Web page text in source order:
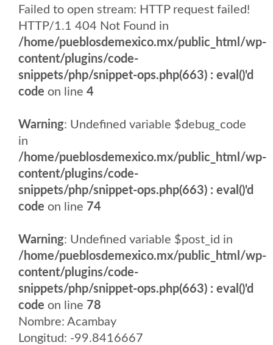
Failed to open stream: HTTP request failed!
HTTP/1.1 404 Not Found in
/home/pueblosdemexico.mx/public_html/wp-
content/plugins/code-
snippets/php/snippet-ops.php(663) : eval()'d
code on line 4
Warning: Undefined variable $debug_code
in
/home/pueblosdemexico.mx/public_html/wp-
content/plugins/code-
snippets/php/snippet-ops.php(663) : eval()'d
code on line 74
Warning: Undefined variable $post_id in
/home/pueblosdemexico.mx/public_html/wp-
content/plugins/code-
snippets/php/snippet-ops.php(663) : eval()'d
code on line 78
Nombre: Acambay
Longitud: -99.8416667